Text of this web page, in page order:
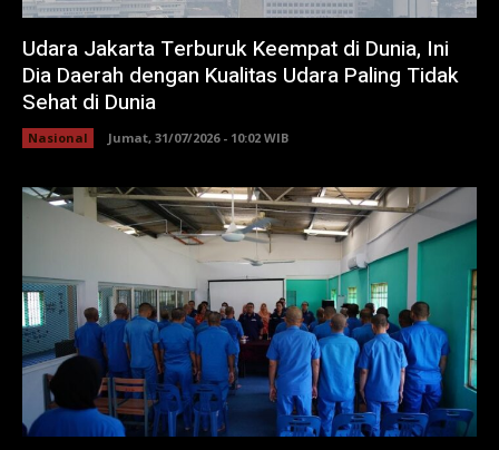
Udara Jakarta Terburuk Keempat di Dunia, Ini
Dia Daerah dengan Kualitas Udara Paling Tidak
Sehat di Dunia
Nasional Jumat, 31/07/2026 - 10:02 WIB